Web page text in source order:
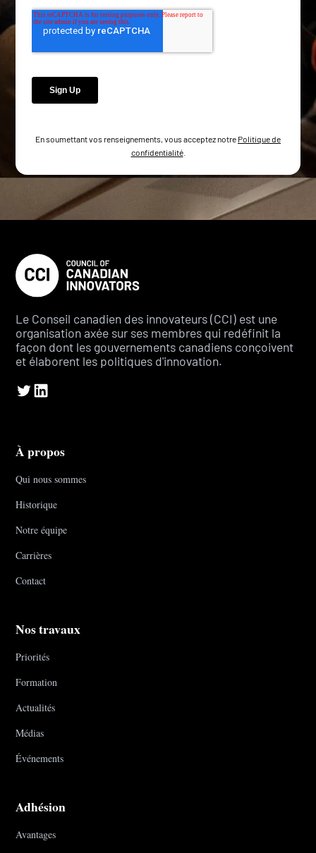
En soumettant vos renseignements, vous acceptez notre Politique de
confidentialité.
Le Conseil canadien des innovateurs (CCI) est une
organisation axée sur ses membres qui redéfinit la
façon dont les gouvernements canadiens conçoivent
et élaborent les politiques d'innovation.
À propos
Qui nous sommes
Historique
Notre équipe
Carrières
Contact
Nos travaux
Priorités
Formation
Actualités
Médias
Événements
Adhésion
Avantages